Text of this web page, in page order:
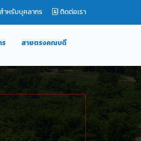
หรับบุคลากร ติดต่อเรา
สายตรงคณบดี